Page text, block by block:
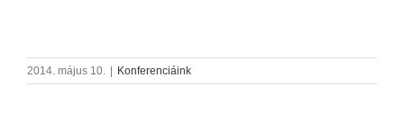
2014. május 10. Konferenciáink